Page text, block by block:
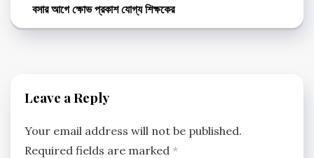
বসার আগে ক্ষোভ প্রকাশ যোগ্য শিক্ষকের
Leave a Reply
Your email address will not be published.
Required fields are marked *